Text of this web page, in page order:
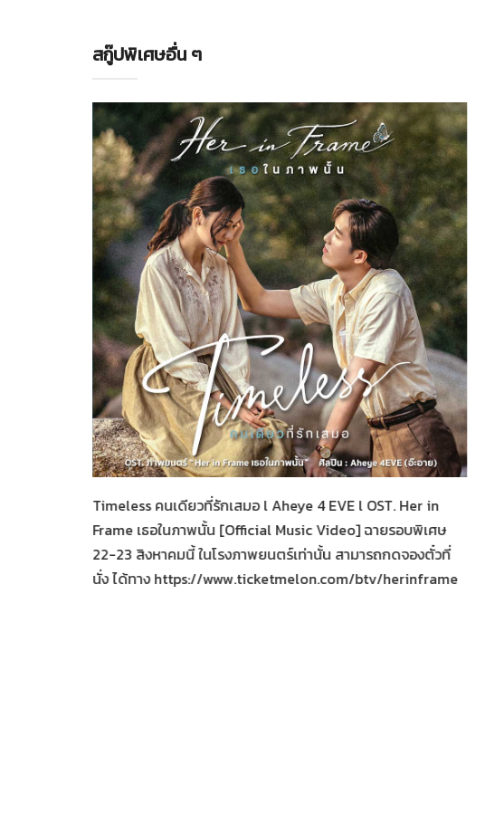
สกู๊ปพิเศษอื่น ๆ
05-08-2569
Her in Frame เธอในภาพนั้น
Timeless คนเดียวที่รักเสมอ l Aheye 4 EVE l OST. Her in
Frame เธอในภาพนั้น [Official Music Video] ฉายรอบพิเศษ
22-23 สิงหาคมนี้ ในโรงภาพยนตร์เท่านั้น สามารถกดจองตั๋วที่
นั่ง ได้ทาง https://www.ticketmelon.com/btv/herinframe